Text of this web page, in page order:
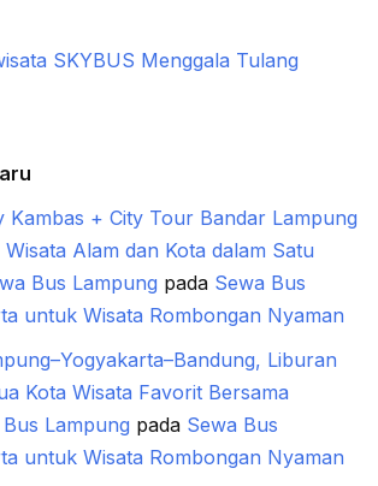
SKYBUS Menggala Tulang
Kambas + City Tour Bandar Lampung
Alam dan Kota dalam Satu
Bus Lampung pada Sewa Bus
untuk Wisata Rombongan Nyaman
Liburan
Kota Wisata Favorit Bersama
Lampung pada Sewa Bus
untuk Wisata Rombongan Nyaman